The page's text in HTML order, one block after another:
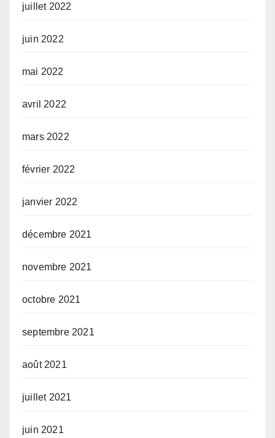
juillet 2022
juin 2022
mai 2022
avril 2022
mars 2022
février 2022
janvier 2022
décembre 2021
novembre 2021
octobre 2021
septembre 2021
août 2021
juillet 2021
juin 2021